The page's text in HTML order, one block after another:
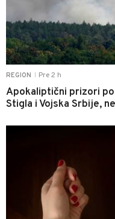
REGION Pre 2 h
Apokaliptični prizori
Stigla i Vojska Srbije,